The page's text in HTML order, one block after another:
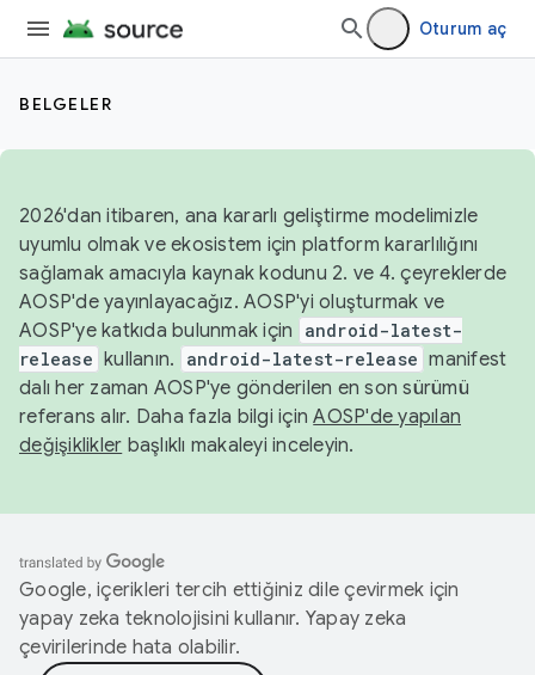
Oturum aç
BELGELER
2026'dan itibaren, ana kararlı geliştirme modelimizle
uyumlu olmak ve ekosistem için platform kararlılığını
sağlamak amacıyla kaynak kodunu 2. ve 4. çeyreklerde
AOSP'de yayınlayacağız. AOSP'yi oluşturmak ve
AOSP'ye katkıda bulunmak için
android-latest-
release kullanın. android-latest-release manifest
dalı her zaman AOSP'ye gönderilen en son sürümü
referans alır. Daha fazla bilgi içinAOSP'de yapılan
değişiklikler başlıklı makaleyi inceleyin.
Google, içerikleri tercih ettiğiniz dile çevirmek için
yapay zeka teknolojisini kullanır. Yapay zeka
çevirilerinde hata olabilir.